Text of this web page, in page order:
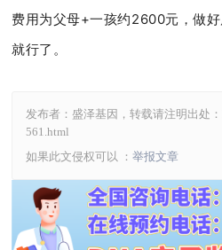
费用为父母+一孩约2600元，做
就行了。
发布者：盛泽基因，转载请注明出处：
561.html
如果此文侵权可以 ： 举报文章